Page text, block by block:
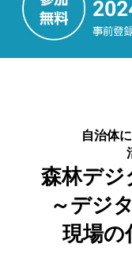
自治体
森林デジ
～デジ
現場の